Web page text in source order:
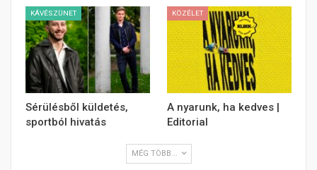
KÁVÉSZÜNET
Sérülésből küldetés,
sportból hivatás
KÖZÉLET
A nyarunk, ha kedves |
Editorial
MÉG TÖBB...